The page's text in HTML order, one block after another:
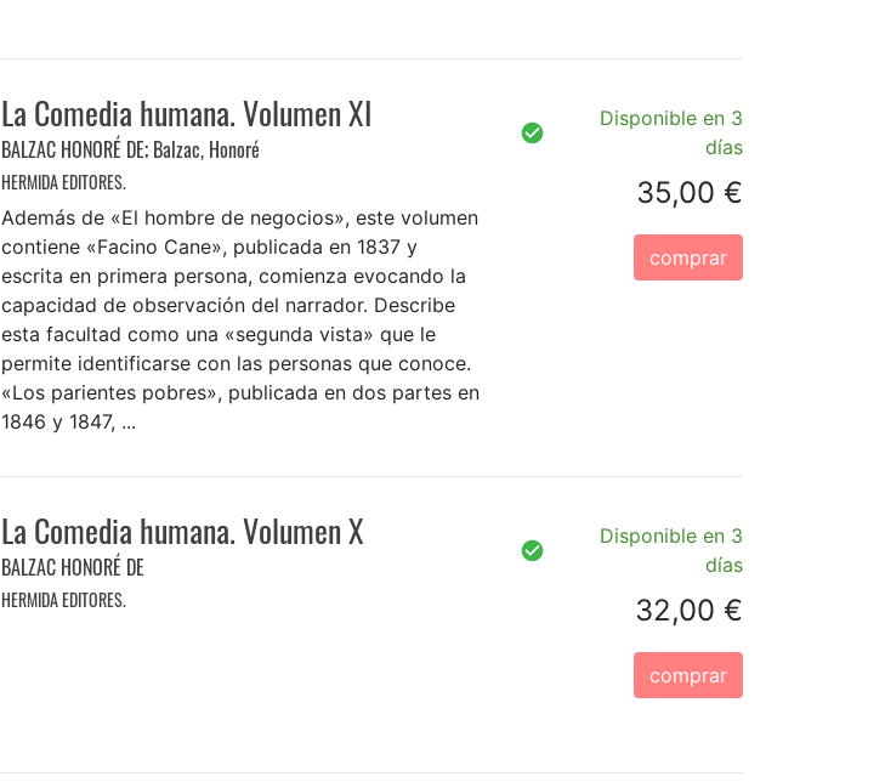
La Comedia humana. Volumen XI
BALZAC HONORÉ DE; Balzac, Honoré
HERMIDA EDITORES.
Además de «El hombre de negocios», este volumen
contiene «Facino Cane», publicada en 1837 y
escrita en primera persona, comienza evocando la
capacidad de observación del narrador. Describe
esta facultad como una «segunda vista» que le
permite identificarse con las personas que conoce.
«Los parientes pobres», publicada en dos partes en
1846 y 1847, ...
Disponible en 3
días
35,00 €
comprar
La Comedia humana. Volumen X
BALZAC HONORÉ DE
HERMIDA EDITORES.
Disponible en 3
días
32,00 €
comprar